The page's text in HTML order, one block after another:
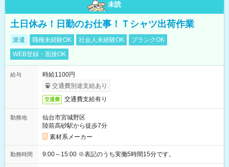
未読
土日休み！日勤のお仕事！Ｔシャツ出荷作業
派遣 職種未経験OK 社会人未経験OK
ブランクOK
WEB登録・面接OK
給与
時給1100円
交通費別途支給あり
交通費 交通費支給有り
勤務地
仙台市宮城野区
陸前高砂駅から徒歩7分
素材系メーカー
勤務時間 9:00～15:00 ※表記のうち実働5時間15分です。